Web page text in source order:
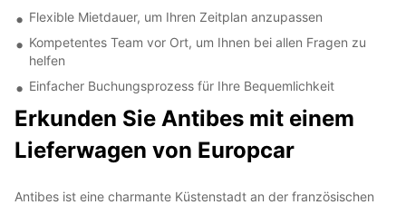
Flexible Mietdauer, um Ihren Zeitplan anzupassen
Kompetentes Team vor Ort, um Ihnen bei allen Fragen zu
helfen
Einfacher Buchungsprozess für Ihre Bequemlichkeit
Erkunden Sie Antibes mit einem
Lieferwagen von Europcar
Antibes ist eine charmante Küstenstadt an der französischen